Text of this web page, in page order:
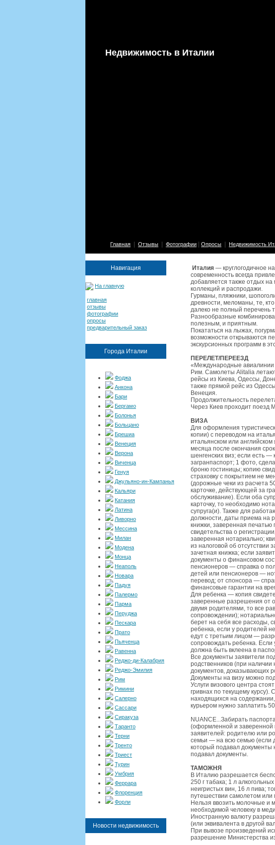
Недвижимость в Италии
Главная Отзывы Фотографии Опросы Недвижимость
Навигация
На главную
главная
отзывы
фотографии
опросы
предварительный заказ
Города Италии
Фоджа
Анкона
Бари
Бергамо
Болонья
Больцано
Брешиа
Венеция
Верона
Виченца
Генуя
Джульяно-ин-Кампанья
Кальяри
Катания
Латина
Ливорно
Мессина
Милан
Модена
Монца
Неаполь
Новара
Падуя
Палермо
Парма
Перуджа
Пескара
Прато
Пьяченца
Равенна
Реджо-ди-Калабрия
Реджо-Эмилия
Рим
Римини
Салерно
Сассари
Сиракуза
Таранто
Терни
Тренто
Триест
Турин
Умбрия
Феррара
Флоренция
Форли
Новости недвижимость
Италия— круглогодичное
современность всегда
добавляется также отдых
коллекций и распродажи.
Гурманы, пляжники,
древности, меломаны, те,
далеко не полный перечень
Разнообразные
полезным, и приятным.
Покататься на лыжах,
возможности открываются
экскурсионных программ в
ПЕРЕЛЕТ/ПЕРЕЕЗД
«Международные авиалинии
Рим. Самолеты Alitalia
рейсы из Киева, Одессы,
также прямой рейс из
Венеция.
Продолжительность
Через Киев проходит поезд
ВИЗА
Для оформления
копии) с переводом на
итальянском или
месяца после окончания
шенгенских виз; если есть
загранпаспорт; 1 фото,
броню гостиницы; копию
страховку с покрытием не
(дорожные чеки из расчета
карточке, действующей за
обслуживание). Если оба
карточку, то необходимо
супруга(и). Также для
должности, даты приема на
книжки, заверенная
свидетельства о
заверенная нотариально;
из налоговой об отсутствии
зачетная книжка; если
документы о финансовом
пенсионеров — справка о
детей или пенсионеров —
перевод; от спонсора —
финансовые гарантии на
Для ребенка — копия
заверенные разрешения от
двумя родителями, то все
сопровождении);
берет на себя все расходы,
ребенка, если у родителей
едут с третьим лицом —
сопровождать ребенка. Если
должна быть вклеена в
Все документы заявители
родственников (при
документов, доказывающих
Документы на визу можно
Услуги визового центра
гривнах по текущему курсу).
находящихся на содержании,
курьером нужно заплатить
NUANCE...Забирать
(оформленной и заверенной
заявителей: родителю или
семьи — на всю семью (если
который подавал документы
подавал документы.
ТАМОЖНЯ
В Италию разрешается
250 г табака; 1 л
неигристых вин, 16 л пива;
путешествии самолетом или
Нельзя ввозить молочные и
необходимой человеку в
Иностранную валюту
(или эквивалента в другой
При вывозе произведений
разрешение Министерства